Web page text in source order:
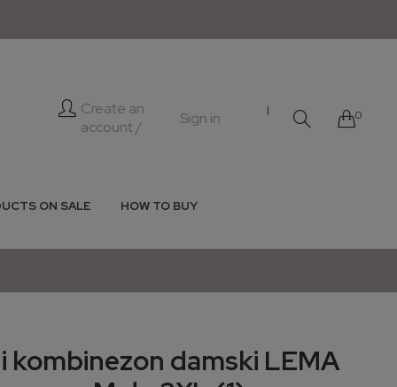
Create an
account /
Sign in | 0
ON SALE HOW TO BUY
damski LEMA